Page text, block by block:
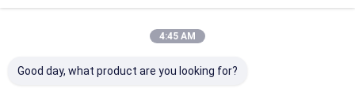
4:45 AM
Good day, what product are you looking for?